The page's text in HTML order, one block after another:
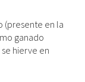
(presente en la
ganado
hierve en